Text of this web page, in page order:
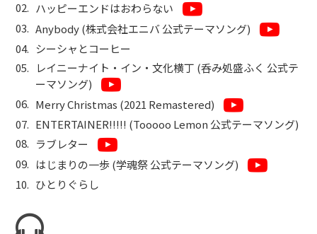
ハッピーエンドはおわらない
Anybody (株式会社エニバ 公式テーマソング)
シーシャとコーヒー
レイニーナイト・イン・文化横丁 (呑み処盛ふく 公式テ
ーマソング)
Merry Christmas (2021 Remastered)
ENTERTAINER!!!!! (Tooooo Lemon 公式テーマソング)
ラブレター
はじまりの一歩 (学魂祭 公式テーマソング)
ひとりぐらし